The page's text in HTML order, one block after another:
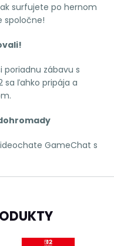
surfujete po hernom
spoločne!
poriadnu zábavu s
ľahko pripája a
GameChat s